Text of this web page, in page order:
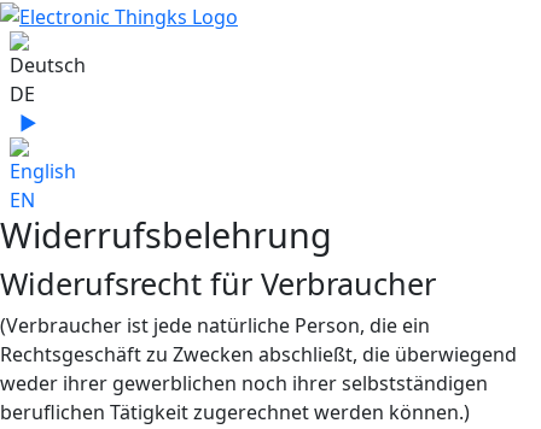
Sprache auswählen
DE
▶
EN
Widerrufsbelehrung
Widerufsrecht für Verbraucher
(Verbraucher ist jede natürliche Person, die ein
Rechtsgeschäft zu Zwecken abschließt, die überwiegend
weder ihrer gewerblichen noch ihrer selbstständigen
beruflichen Tätigkeit zugerechnet werden können.)